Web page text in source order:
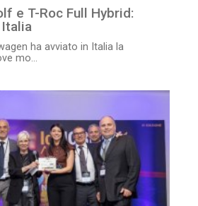
e T-Roc Full Hybrid:
ha avviato in Italia la
mo...